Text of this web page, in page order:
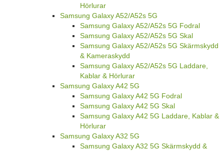
Hörlurar
Samsung Galaxy A52/A52s 5G
Samsung Galaxy A52/A52s 5G Fodral
Samsung Galaxy A52/A52s 5G Skal
Samsung Galaxy A52/A52s 5G Skärmskydd
& Kameraskydd
Samsung Galaxy A52/A52s 5G Laddare,
Kablar & Hörlurar
Samsung Galaxy A42 5G
Samsung Galaxy A42 5G Fodral
Samsung Galaxy A42 5G Skal
Samsung Galaxy A42 5G Laddare, Kablar &
Hörlurar
Samsung Galaxy A32 5G
Samsung Galaxy A32 5G Skärmskydd &